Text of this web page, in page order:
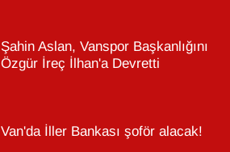
Şahin Aslan, Vanspor Başkanlığını
Özgür İreç İlhan'a Devretti
Van'da İller Bankası şoför alacak!